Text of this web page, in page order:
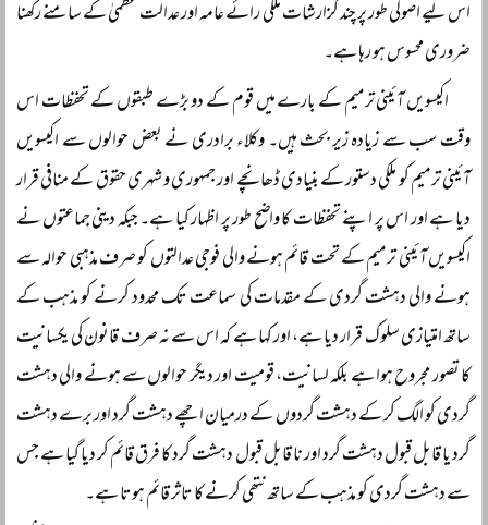
اس لیے اصولی طور پر چند گزارشات ملکی رائے عامہ اور عدالت عظمیٰ کے سامنے رکھنا
ضروری محسوس ہو رہا ہے۔
اکیسویں آئینی ترمیم کے بارے میں قوم کے دو بڑے طبقوں کے تحفظات اس
وقت سب سے زیادہ زیر بحث ہیں۔ وکلاء برادری نے بعض حوالوں سے اکیسویں
آئینی ترمیم کو ملکی دستور کے بنیادی ڈھانچے اور جمہوری و شہری حقوق کے منافی قرار
دیا ہے اور اس پر اپنے تحفظات کا واضح طور پر اظہار کیا ہے۔ جبکہ دینی جماعتوں نے
اکیسویں آئینی ترمیم کے تحت قائم ہونے والی فوجی عدالتوں کو صرف مذہبی حوالہ سے
ہونے والی دہشت گردی کے مقدمات کی سماعت تک محدود کرنے کو مذہب کے
ساتھ امتیازی سلوک قرار دیا ہے، اور کہا ہے کہ اس سے نہ صرف قانون کی یکسانیت
کا تصور مجروح ہوا ہے بلکہ لسانیت، قومیت اور دیگر حوالوں سے ہونے والی دہشت
گردی کو الگ کر کے دہشت گردوں کے درمیان اچھے دہشت گرد اور برے دہشت
گرد یا قابل قبول دہشت گرد اور نا قابل قبول دہشت گرد کا فرق قائم کر دیا گیا ہے جس
سے دہشت گردی کو مذہب کے ساتھ نتھی کرنے کا تاثر قائم ہوتا ہے۔